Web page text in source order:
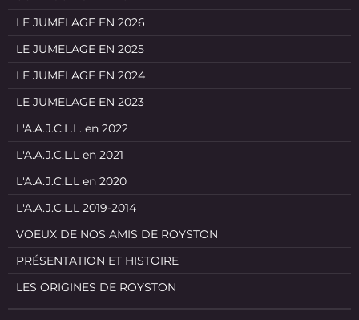
LE JUMELAGE EN 2026
LE JUMELAGE EN 2025
LE JUMELAGE EN 2024
LE JUMELAGE EN 2023
L'A.A.J.C.L.L. en 2022
L'A.A.J.C.L.L en 2021
L'A.A.J.C.L.L en 2020
L'A.A.J.C.L.L 2019-2014
VOEUX DE NOS AMIS DE ROYSTON
PRÉSENTATION ET HISTOIRE
LES ORIGINES DE ROYSTON